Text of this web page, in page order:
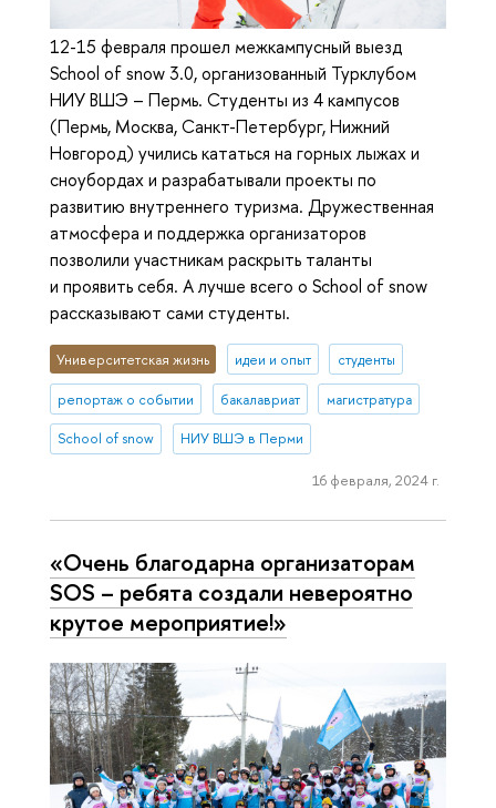
12-15 февраля прошел межкампусный выезд
School of snow 3.0, организованный Турклубом
НИУ ВШЭ – Пермь. Студенты из 4 кампусов
(Пермь, Москва, Санкт-Петербург, Нижний
Новгород) учились кататься на горных лыжах и
сноубордах и разрабатывали проекты по
развитию внутреннего туризма. Дружественная
атмосфера и поддержка организаторов
позволили участникам раскрыть таланты
и проявить себя. А лучше всего о School of snow
рассказывают сами студенты.
Университетская жизнь идеи и опыт студенты
репортаж о событии бакалавриат магистратура
School of snow НИУ ВШЭ в Перми
16 февраля, 2024 г.
«Очень благодарна организаторам
SOS – ребята создали невероятно
крутое мероприятие!»